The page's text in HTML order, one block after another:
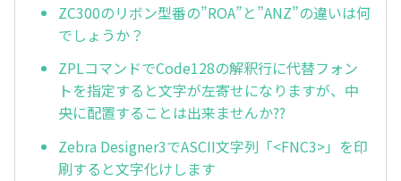
ZC300のリボン型番の”ROA”と”ANZ”の違いは何
でしょうか？
ZPLコマンドでCode128の解釈行に代替フォン
トを指定すると文字が左寄せになりますが、中
央に配置することは出来ませんか??
Zebra Designer3でASCII文字列「<FNC3>」を印
刷すると文字化けします